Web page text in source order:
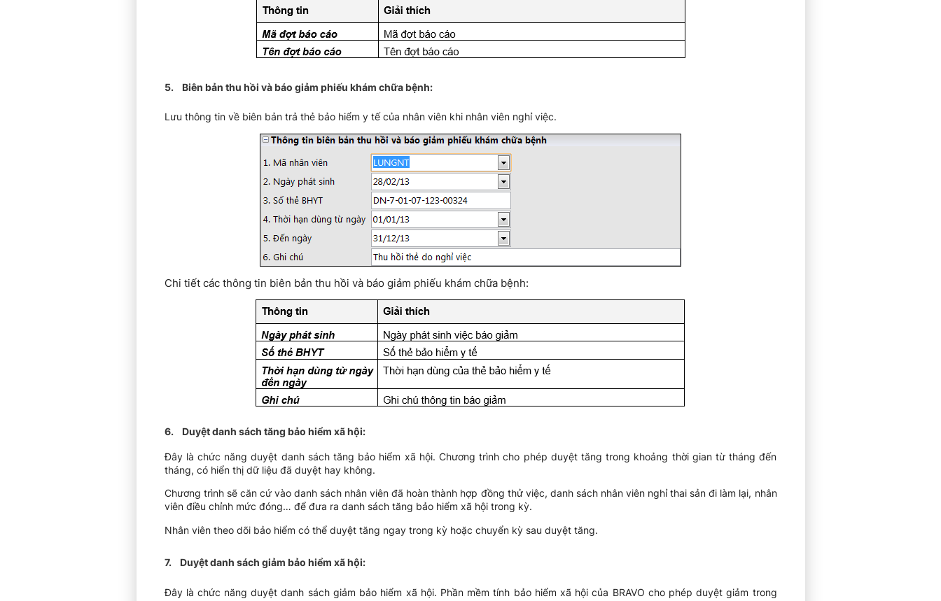
5. Biên bản thu hồi và báo giảm phiếu khám chữa bệnh:
Lưu thông tin về biên bản trả thẻ bảo hiểm y tế của nhân viên khi nhân viên nghỉ việc.
Chi tiết các thông tin biên bản thu hồi và báo giảm phiếu khám chữa bệnh:
6. Duyệt danh sách tăng bảo hiểm xã hội:
Đây là chức năng duyệt danh sách tăng bảo hiểm xã hội. Chương trình cho phép duyệt tăng trong khoảng thời gian từ tháng đến
tháng, có hiển thị dữ liệu đã duyệt hay không.
Chương trình sẽ căn cứ vào danh sách nhân viên đã hoàn thành hợp đồng thử việc, danh sách nhân viên nghỉ thai sản đi làm lại, nhân
viên điều chỉnh mức đóng… để đưa ra danh sách tăng bảo hiểm xã hội trong kỳ.
Nhân viên theo dõi bảo hiểm có thể duyệt tăng ngay trong kỳ hoặc chuyển kỳ sau duyệt tăng.
7. Duyệt danh sách giảm bảo hiểm xã hội:
Đây là chức năng duyệt danh sách giảm bảo hiểm xã hội. Phần mềm tính bảo hiểm xã hội của BRAVO cho phép duyệt giảm trong